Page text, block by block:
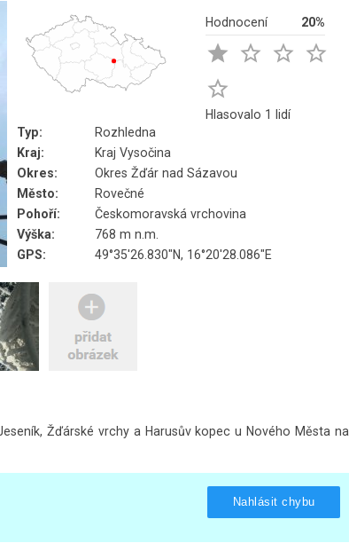
Hodnocení 20%
   

Hlasovalo 1 lidí
Typ:
Rozhledna
Kraj:
Kraj Vysočina
Okres:
Okres Žďár nad Sázavou
Město:
Rovečné
Pohoří:
Českomoravská vrchovina
Výška:
768 m n.m.
GPS:
49°35'26.830"N, 16°20'28.086"E
Žďárské vrchy a Harusův kopec u Nového Města na
Nahlásit chybu